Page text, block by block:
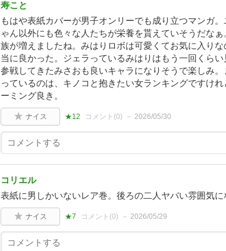
寿こと
もはや表紙カバーが男子オンリーでも成り立つマンガ
ゃん以外にも色々な人たちが栄養を貰えていそうだな
族が増えましたね。みはりロボは可愛くてお気に入り
当に良かった。ジェラっているみはりはもう一回くら
参戦してきたみさおも良いキャラになりそうで楽しみ
っているのは、キノコと抱きたい女ランキングですけ
ーミング良き。
ナイス ★12 コメント(0) 2026/05/30
コリエル
表紙に男しかいないレア巻。後ろの二人ヤバい雰囲気に
ナイス ★7 コメント(0) 2026/05/29